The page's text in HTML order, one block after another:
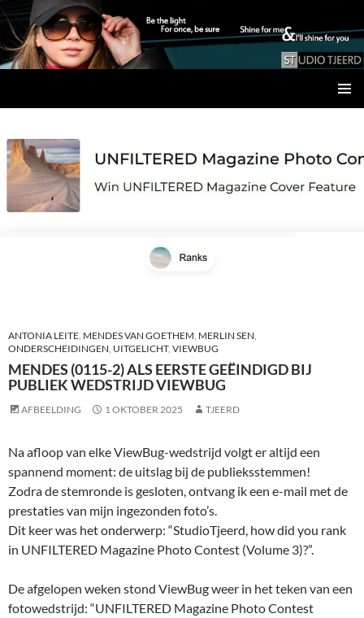
DE
INHOUD
ANTONIA LEITE, MENDES VAN GOETHEM, MERLIN SEN,
ONDERSCHEIDINGEN, UITGELICHT, VIEWBUG
MENDES (0115-2) ALS EERSTE GEËINDIGD BIJ
PUBLIEK WEDSTRIJD VIEWBUG
AFBEELDING 1 OKTOBER 2025 TJEERD
Na afloop van elke ViewBug-wedstrijd volgt er altijd een
spannend moment: de uitslag bij de publieksstemmen!
Zodra de stemronde is gesloten, ontvang ik een e-mail met de
prestaties van mijn ingezonden foto’s.
Dit keer was het onderwerp: “StudioTjeerd, how did you rank
in UNFILTERED Magazine Photo Contest (Volume 3)?”.
De afgelopen weken stond ViewBug weer in het teken van een
fotowedstrijd: “UNFILTERED Magazine Photo Contest